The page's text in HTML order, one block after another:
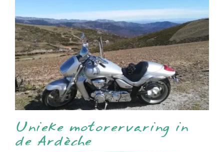
Unieke motorervaring in
de Ardèche